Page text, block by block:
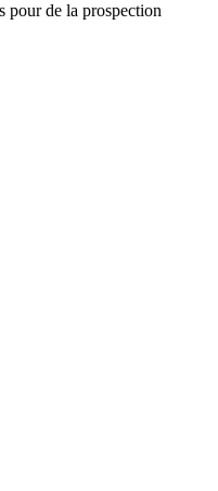
pour de la prospection